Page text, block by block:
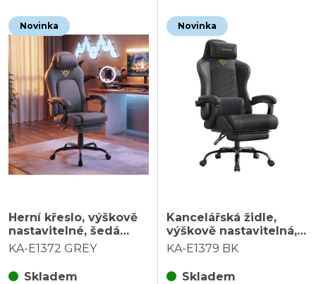
Novinka
Herní křeslo, výškově
nastavitelné, šedá
látka, KA-E1372 GREY
KA-E1372 GREY
Skladem
Novinka
Kancelářská židle,
výškově nastavitelná,
černá ekokůže, KA-
KA-E1379 BK
Skladem